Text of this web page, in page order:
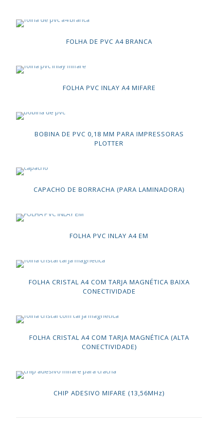
FOLHA DE PVC A4 BRANCA
FOLHA PVC INLAY A4 MIFARE
BOBINA DE PVC 0,18 MM PARA IMPRESSORAS
PLOTTER
CAPACHO DE BORRACHA (PARA LAMINADORA)
FOLHA PVC INLAY A4 EM
FOLHA CRISTAL A4 COM TARJA MAGNÉTICA BAIXA
CONECTIVIDADE
FOLHA CRISTAL A4 COM TARJA MAGNÉTICA (ALTA
CONECTIVIDADE)
CHIP ADESIVO MIFARE (13,56MHz)